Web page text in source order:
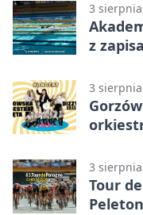
3
z
3
3
Tour